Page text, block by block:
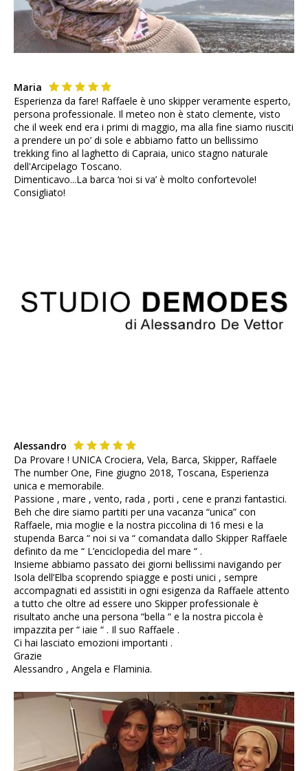
Maria
Esperienza da fare! Raffaele è uno skipper veramente esperto,
persona professionale. Il meteo non è stato clemente, visto
che il week end era i primi di maggio, ma alla fine siamo riusciti
a prendere un po’ di sole e abbiamo fatto un bellissimo
trekking fino al laghetto di Capraia, unico stagno naturale
dell'Arcipelago Toscano.
Dimenticavo...La barca ‘noi si va’ è molto confortevole!
Consigliato!
Alessandro
Da Provare ! UNICA Crociera, Vela, Barca, Skipper, Raffaele
The number One, Fine giugno 2018, Toscana, Esperienza
unica e memorabile.
Passione , mare , vento, rada , porti , cene e pranzi fantastici.
Beh che dire siamo partiti per una vacanza “unica” con
Raffaele, mia moglie e la nostra piccolina di 16 mesi e la
stupenda Barca “ noi si va “ comandata dallo Skipper Raffaele
definito da me “ L’enciclopedia del mare “ .
Insieme abbiamo passato dei giorni bellissimi navigando per
Isola dell’Elba scoprendo spiagge e posti unici , sempre
accompagnati ed assistiti in ogni esigenza da Raffaele attento
a tutto che oltre ad essere uno Skipper professionale è
risultato anche una persona “bella “ e la nostra piccola è
impazzita per “ iaie “ . Il suo Raffaele .
Ci hai lasciato emozioni importanti .
Grazie
Alessandro , Angela e Flaminia.